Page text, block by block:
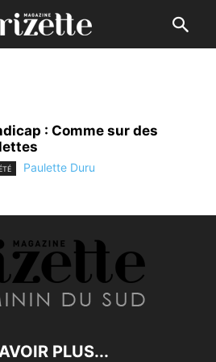
: Comme sur des
Paulette Duru
PLUS...